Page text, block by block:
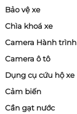
Bảo vệ xe
Chìa khoá xe
Camera Hành trình
Camera ô tô
Dụng cụ cứu hộ xe
Cảm biến
Cần gạt nước